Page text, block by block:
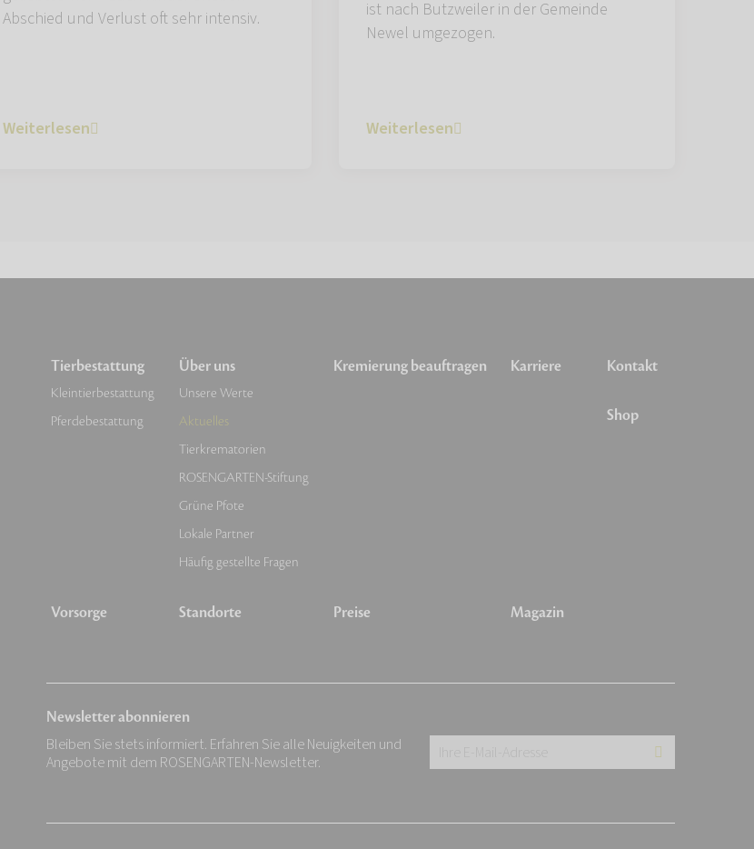
Abschied und Verlust oft sehr intensiv.
Weiterlesen
ist nach Butzweiler in der Gemeinde
Newel umgezogen.
Weiterlesen
Tierbestattung
Kleintierbestattung
Pferdebestattung
Vorsorge
Über uns
Unsere Werte
Aktuelles
Tierkrematorien
ROSENGARTEN-Stiftung
Grüne Pfote
Lokale Partner
Häufig gestellte Fragen
Standorte
Kremierung beauftragen
Preise
Karriere
Magazin
Kontakt
Shop
Newsletter abonnieren
Bleiben Sie stets informiert. Erfahren Sie alle Neuigkeiten und
Angebote mit dem ROSENGARTEN-Newsletter.
E-